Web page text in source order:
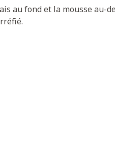
au fond et la mousse au-